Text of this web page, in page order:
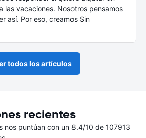
las vacaciones. Nosotros pensamos
así. Por eso, creamos Sin
todos los artículos
recientes
nos puntúan con un 8.4/10 de 107913